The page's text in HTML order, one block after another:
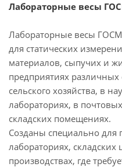
Лабораторные весы
Лабораторные весы
для статических
материалов, сыпучих и
предприятиях
сельского хозяйства, в
лабораториях, в
складских помещениях.
Созданы специально для
лабораториях,
производствах, где